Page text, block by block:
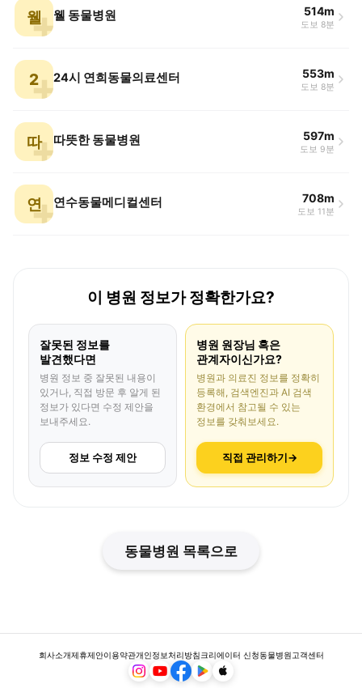
웰 웰 동물병원 514m
도보 8분
2 24시 연희동물의료센터 553m
도보 8분
따 따뜻한 동물병원 597m
도보 9분
연 연수동물메디컬센터 708m
도보 11분
이 병원 정보가 정확한가요?
잘못된 정보를
발견했다면
병원 정보 중 잘못된 내용이
있거나, 직접 방문 후 알게 된
정보가 있다면 수정 제안을
보내주세요.
정보 수정 제안
병원 원장님 혹은
관계자이신가요?
병원과 의료진 정보를 정확히
등록해, 검색엔진과 AI 검색
환경에서 참고될 수 있는
정보를 갖춰보세요.
직접 관리하기→
동물병원 목록으로
회사소개제휴제안이용약관개인정보처리방침크리에이터 신청동물병원고객센터